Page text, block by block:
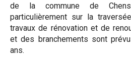
de la commune de
particulièrement sur la
travaux de rénovation et de
et des branchements sont
ans.